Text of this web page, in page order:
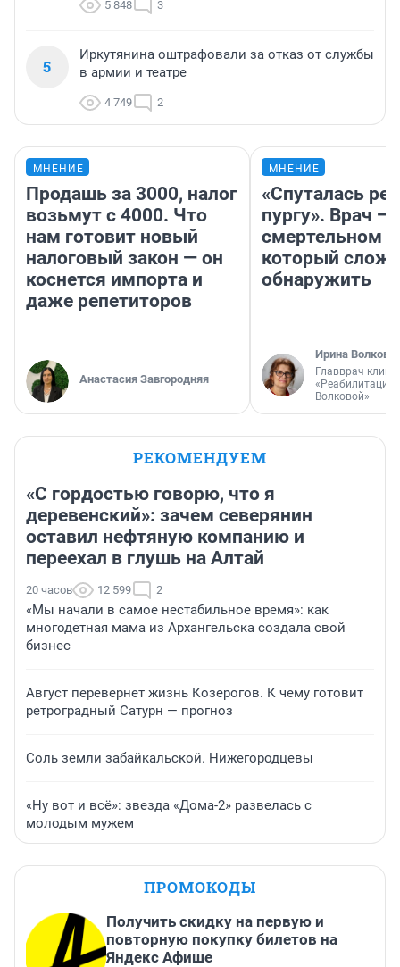
5 848 3
5
Иркутянина оштрафовали за отказ от службы
в армии и театре
4 749 2
МНЕНИЕ
Продашь за 3000, налог
возьмут с 4000. Что
нам готовит новый
налоговый закон — он
коснется импорта и
даже репетиторов
Анастасия Завгородняя
МНЕНИЕ
«Спуталась
пургу». Врач —
смертельном
который
обнаружить
Ирина Волкова
Главврач
«Реабилитация
Волковой»
РЕКОМЕНДУЕМ
«С гордостью говорю, что я
деревенский»: зачем северянин
оставил нефтяную компанию и
переехал в глушь на Алтай
20 часов 12 599 2
«Мы начали в самое нестабильное время»: как
многодетная мама из Архангельска создала свой
бизнес
Август перевернет жизнь Козерогов. К чему готовит
ретроградный Сатурн — прогноз
Соль земли забайкальской. Нижегородцевы
«Ну вот и всё»: звезда «Дома-2» развелась с
молодым мужем
ПРОМОКОДЫ
Получить скидку на первую и
повторную покупку билетов на
Яндекс Афише